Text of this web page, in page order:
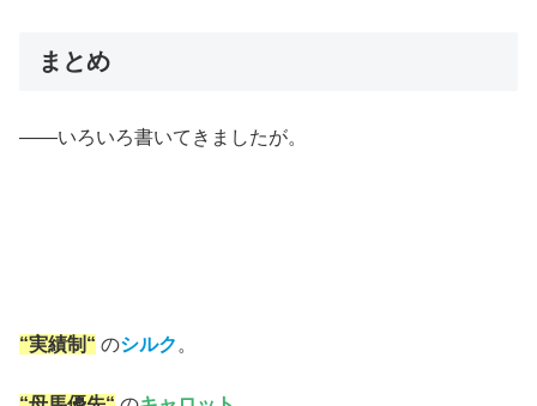
まとめ
――いろいろ書いてきましたが。
“実績制“ のシルク 。